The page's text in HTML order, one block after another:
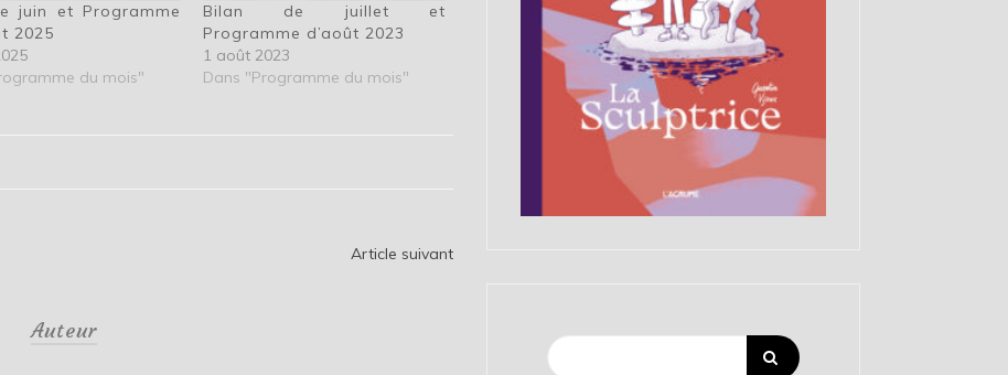
juin et Programme
2025
du mois"
Bilan de juillet et
Programme d’août 2023
1 août 2023
Dans "Programme du mois"
Article suivant
Auteur